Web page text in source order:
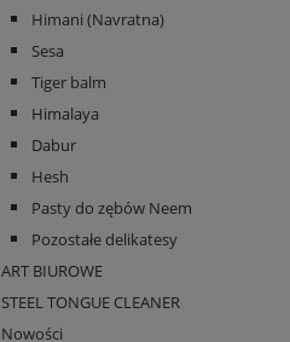
Himani (Navratna)
Sesa
Tiger balm
Himalaya
Dabur
Hesh
Pasty do zębów Neem
Pozostałe delikatesy
ART BIUROWE
STEEL TONGUE CLEANER
Nowości